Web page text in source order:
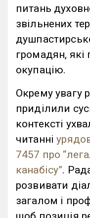
питань
звільнених
громадян, які
окупацію.
Окрему увагу
приділили
контексті
читанні
7457 про
канабісу”.
розвивати
загалом і